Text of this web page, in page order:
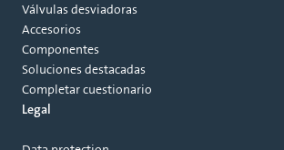
Válvulas desviadoras
Accesorios
Componentes
Soluciones destacadas
Completar cuestionario
Legal